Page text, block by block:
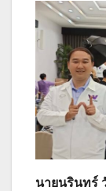
นายนรินทร์